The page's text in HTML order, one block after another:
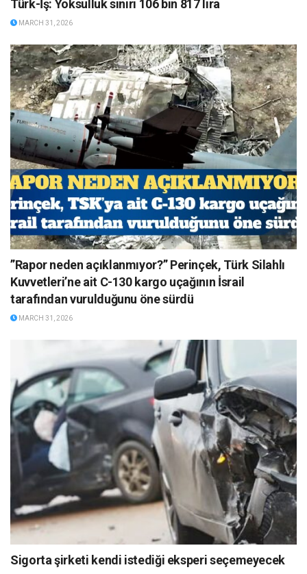
Türk-İş: Yoksulluk sınırı 106 bin 817 lira
MARCH 31, 2026
”Rapor neden açıklanmıyor?” Perinçek, Türk Silahlı
Kuvvetleri’ne ait C-130 kargo uçağının İsrail
tarafından vurulduğunu öne sürdü
MARCH 31, 2026
Sigorta şirketi kendi istediği eksperi seçemeyecek